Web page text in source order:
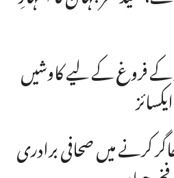
کے فروغ کے لیے کاوشیں
کرنے میں صحافی برادری